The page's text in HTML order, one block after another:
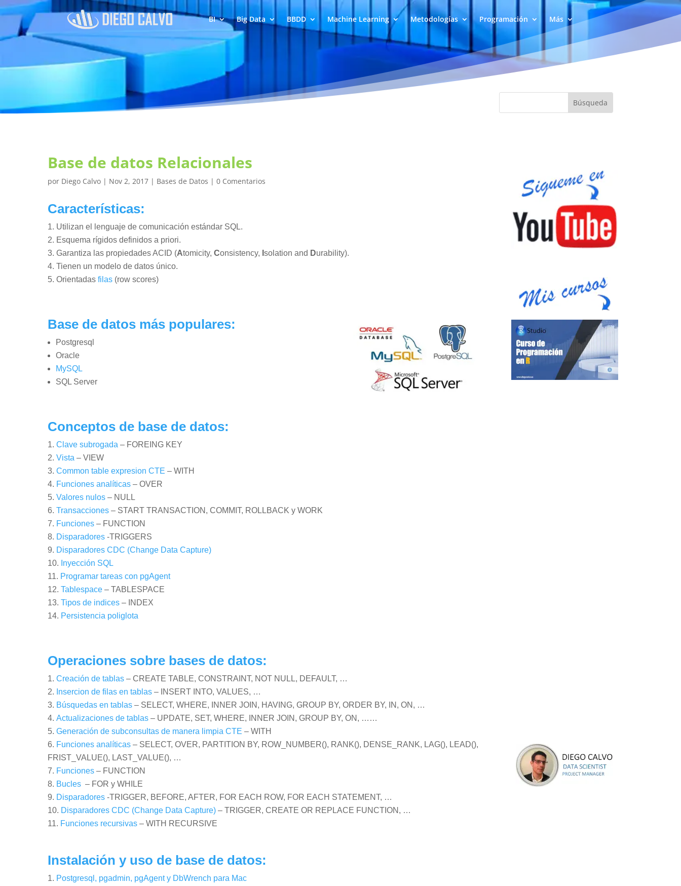
BI Big Data BBDD Machine Learning Metodologías Programación Más
Base de datos Relacionales
por Diego Calvo | Nov 2, 2017 | Bases de Datos |0 Comentarios
Características:
Utilizan el lenguaje de comunicación estándar SQL.
Esquema rígidos definidos a priori.
Garantiza las propiedades ACID (Atomicity,Consistency, Isolation and Durability).
Tienen un modelo de datos único.
Orientadasfilas (row scores)
Base de datos más populares:
Postgresql
Oracle
MySQL
SQL Server
Conceptos de base de datos:
Clave subrogada – FOREING KEY
Vista – VIEW
Common table expresion CTE – WITH
Funciones analíticas – OVER
Valores nulos – NULL
Transacciones – START TRANSACTION, COMMIT, ROLLBACK y WORK
Funciones – FUNCTION
Disparadores -TRIGGERS
Disparadores CDC (Change Data Capture)
Inyección SQL
Programar tareas con pgAgent
Tablespace – TABLESPACE
Tipos de indices – INDEX
Persistencia poliglota
Operaciones sobre bases de datos:
Creación de tablas – CREATE TABLE, CONSTRAINT, NOT NULL, DEFAULT, …
Insercion de filas en tablas – INSERT INTO, VALUES, …
Búsquedas en tablas – SELECT, WHERE, INNER JOIN, HAVING, GROUP BY, ORDER BY, IN, ON, …
Actualizaciones de tablas – UPDATE, SET, WHERE, INNER JOIN, GROUP BY, ON, ……
Generación de subconsultas de manera limpia CTE – WITH
Funciones analíticas – SELECT, OVER, PARTITION BY, ROW_NUMBER(), RANK(), DENSE_RANK, LAG(), LEAD(),
FRIST_VALUE(), LAST_VALUE(), …
Funciones – FUNCTION
Bucles – FOR y WHILE
Disparadores -TRIGGER, BEFORE, AFTER, FOR EACH ROW, FOR EACH STATEMENT, …
Disparadores CDC (Change Data Capture) – TRIGGER, CREATE OR REPLACE FUNCTION, …
Funciones recursivas – WITH RECURSIVE
Instalación y uso de base de datos:
Postgresql, pgadmin, pgAgent y DbWrench para Mac